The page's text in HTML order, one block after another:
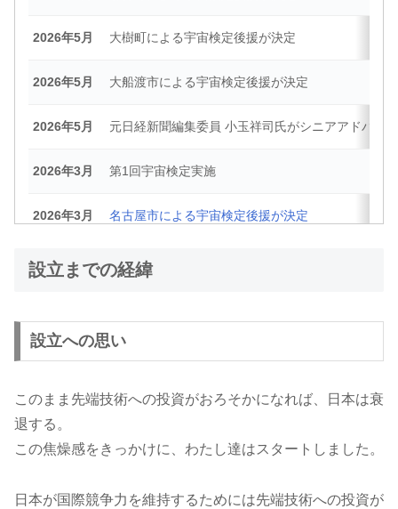
2026年5月 大樹町による宇宙検定後援が決定
2026年5月 大船渡市による宇宙検定後援が決定
2026年5月 元日経新聞編集委員 小玉祥司氏がシニアアドバイ
2026年3月 第1回宇宙検定実施
2026年3月 名古屋市による宇宙検定後援が決定
2026年2月 内閣府「宇宙スキル標準（決定版）」に、「気づ
2026年1月 国際的な非営利団体認証機関「TechSoup（テック
2025年12月 親子で宇宙の難問に挑戦する「宇宙検定forキッズ
設立までの経緯
設立への思い
このまま先端技術への投資がおろそかになれば、日本は衰
退する。
この焦燥感をきっかけに、わたし達はスタートしました。
日本が国際競争力を維持するためには先端技術への投資が